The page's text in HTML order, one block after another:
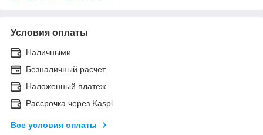
Условия оплаты
Наличными
Безналичный расчет
Наложенный платеж
Рассрочка через Kaspi
Все условия оплаты